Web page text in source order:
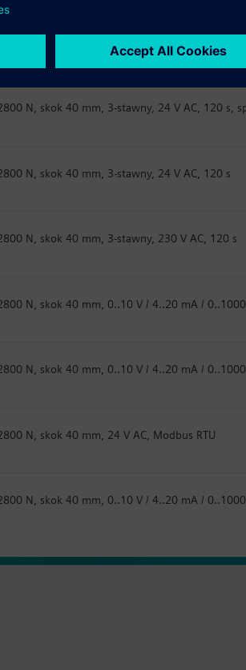
N, skok 40 mm, 3-stawny, 230 V AC, 120 s,
N, skok 40 mm, 3-stawny, 24 V AC, 120 s,
N, skok 40 mm, 3-stawny, 24 V AC, 120 s
N, skok 40 mm, 3-stawny, 230 V AC, 120 s
N, skok 40 mm, 0..10 V / 4..20 mA /
N, skok 40 mm, 0..10 V / 4..20 mA /
N, skok 40 mm, 24 V AC, Modbus RTU
N, skok 40 mm, 0..10 V / 4..20 mA /